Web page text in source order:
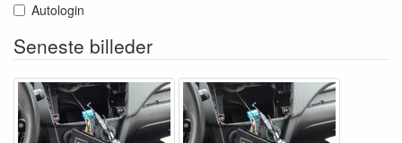
Autologin
Seneste billeder